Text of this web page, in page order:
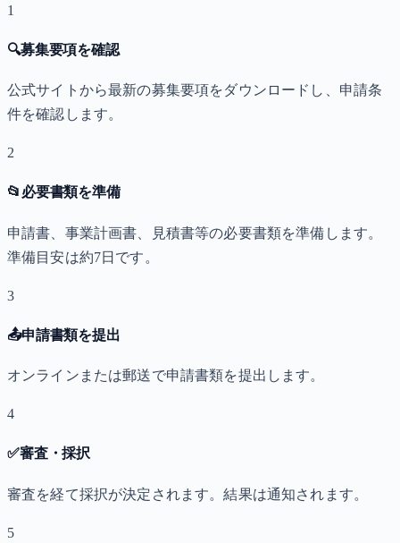
1
🔍募集要項を確認
公式サイトから最新の募集要項をダウンロードし、申請条
件を確認します。
2
📂 必要書類を準備
申請書、事業計画書、見積書等の必要書類を準備します。
準備目安は約7日です。
3
📤申請書類を提出
オンラインまたは郵送で申請書類を提出します。
4
✅審査・採択
審査を経て採択が決定されます。結果は通知されます。
5